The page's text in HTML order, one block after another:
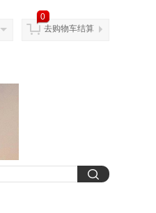
0
去购物车结算